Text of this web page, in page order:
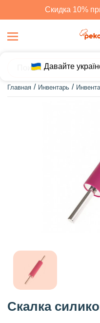
Скидка 10%
Давайте
Главная Инвентарь
Скалка